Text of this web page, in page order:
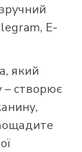
E-
який
– створює